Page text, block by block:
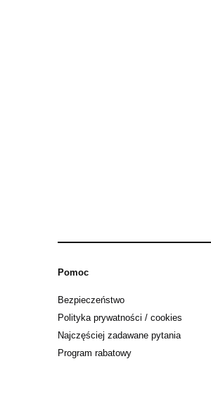
Pomoc
Bezpieczeństwo
Polityka prywatności / cookies
Najczęściej zadawane pytania
Program rabatowy